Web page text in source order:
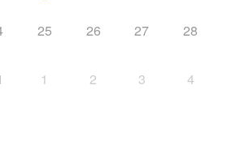
25 26 27 28
1 2 3 4